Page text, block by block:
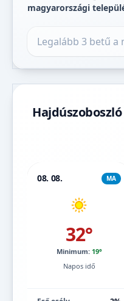
magyarországi
08. 08. MA
32°
Minimum: 19°
Napos idő